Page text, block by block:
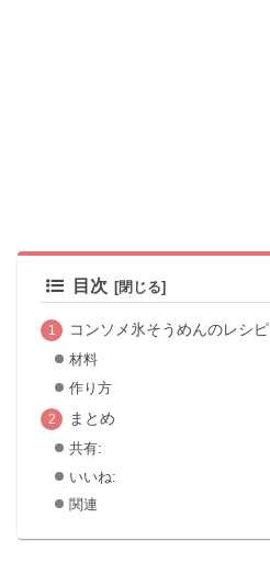
目次
コンソメ氷そうめんのレシピ
材料
作り方
まとめ
共有:
いいね:
関連